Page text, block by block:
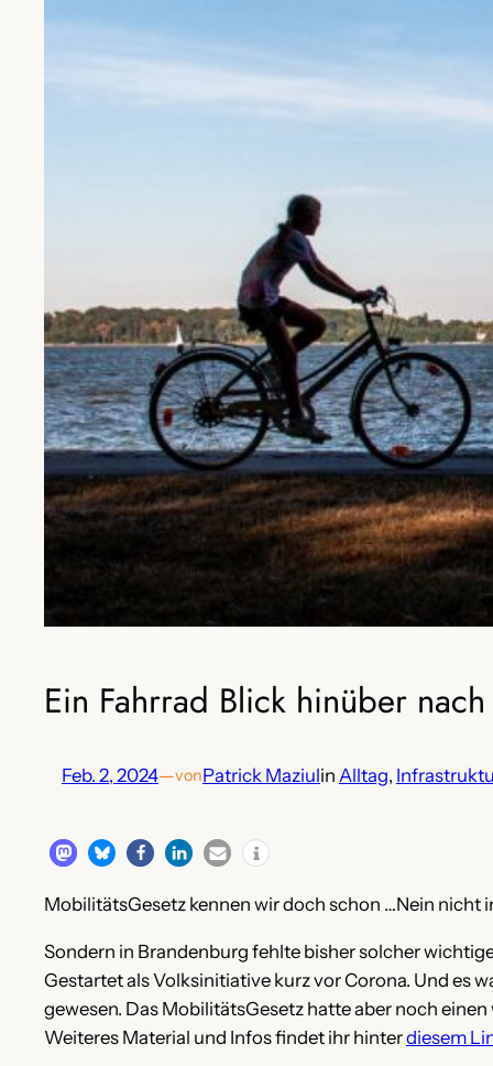
Ein Fahrrad Blick hinüber
Feb. 2, 2024—vonPatrick Maziulin Alltag,
MobilitätsGesetz kennen wir doch schon …Nein nicht
Sondern in Brandenburg fehlte bisher solcher
Gestartet als Volksinitiative kurz vor Corona. Und es
gewesen. Das MobilitätsGesetz hatte aber noch
Weiteres Material und Infos findet ihr hinterdiesem